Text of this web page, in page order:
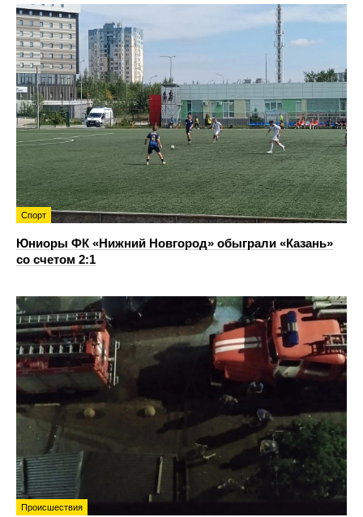
Спорт
Юниоры ФК «Нижний Новгород» обыграли «Казань»
со счетом 2:1
Происшествия